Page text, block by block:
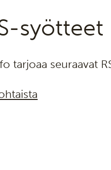
syötteet
tarjoaa seuraavat